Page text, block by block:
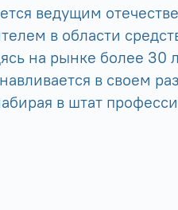
ведущим
в области
на рынке более 30
в своем
в штат